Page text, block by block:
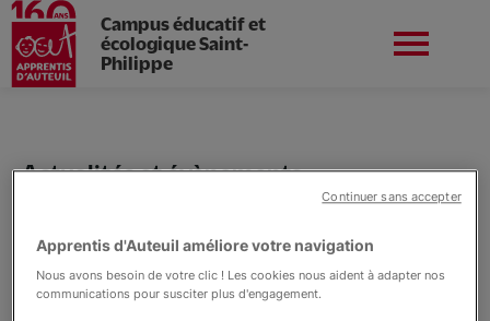
Campus éducatif et
écologique Saint-
Philippe
Vie du campus
Actualités et évènements
Actualités St Philippe
Apprentis d'Auteuil améliore votre navigation
Nous avons besoin de votre clic ! Les cookies nous aident à adapter nos
communications pour susciter plus d'engagement.
Continuer sans accepter